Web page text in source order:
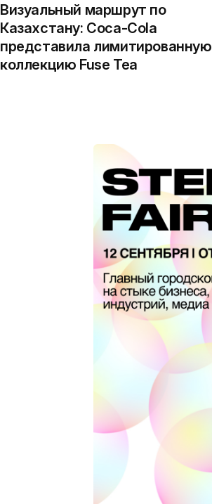
Визуальный маршрут по
Казахстану: Coca-Cola
представила лимитированную
коллекцию Fuse Tea